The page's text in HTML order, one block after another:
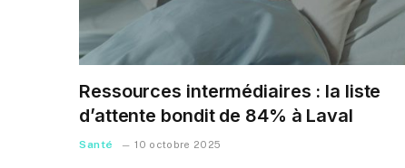
Ressources intermédiaires : la liste
d’attente bondit de 84% à Laval
Santé 10 octobre 2025